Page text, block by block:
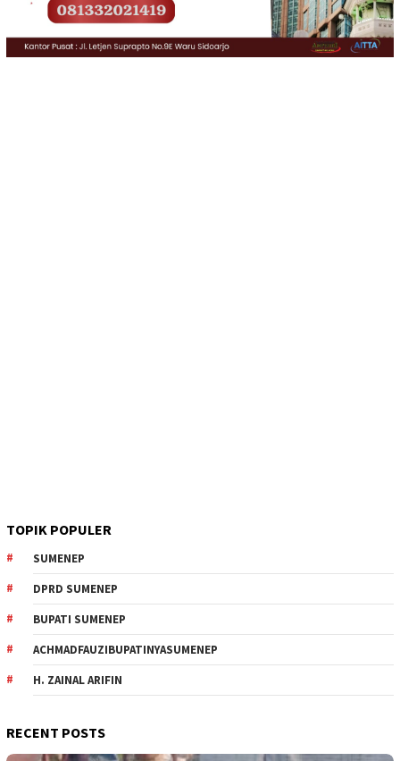
TOPIK POPULER
SUMENEP
DPRD SUMENEP
BUPATI SUMENEP
ACHMADFAUZIBUPATINYASUMENEP
H. ZAINAL ARIFIN
RECENT POSTS